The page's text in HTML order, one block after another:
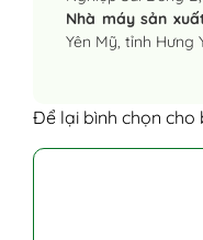
Nhà máy sản
Yên Mỹ, tỉnh Hưng
Để lại bình chọn cho